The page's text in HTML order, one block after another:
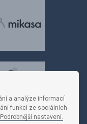
a analýze informací
funkcí ze sociálních
Podrobnější nastavení.